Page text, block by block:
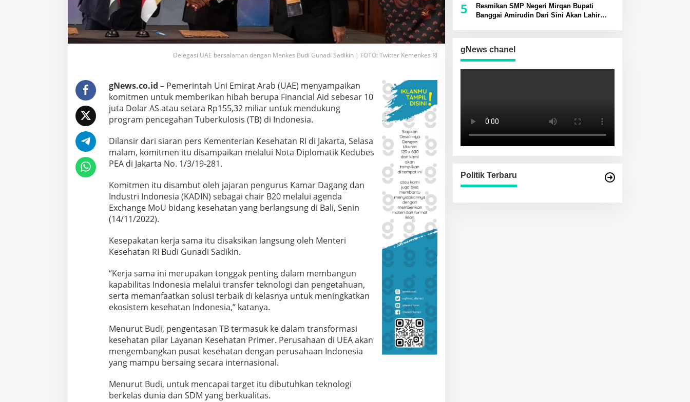
Delegasi UAE bersalaman dengan Menkes Budi Gunadi Sadikin | FOTO: Twitter Kemenkes RI
gNews.co.id – Pemerintah Uni Emirat Arab (UAE) menyampaikan
komitmen untuk memberikan hibah berupa Financial Aid sebesar 10
juta Dolar AS atau setara Rp155,32 miliar untuk mendukung
program pencegahan Tuberkulosis (TB) di Indonesia.
Dilansir dari siaran pers Kementerian Kesehatan RI di Jakarta, Selasa
malam, komitmen itu disampaikan melalui Nota Diplomatik Kedubes
PEA di Jakarta No. 1/3/19-281.
Komitmen itu disambut oleh jajaran pengurus Kamar Dagang dan
Industri Indonesia (KADIN) sebagai chair B20 melalui agenda
Exchange MoU bidang kesehatan yang berlangsung di Bali, Senin
(14/11/2022).
Kesepakatan kerja sama itu disaksikan langsung oleh Menteri
Kesehatan RI Budi Gunadi Sadikin.
“Kerja sama ini merupakan tonggak penting dalam membangun
kapabilitas Indonesia melalui transfer teknologi dan pengetahuan,
serta memanfaatkan solusi terbaik di kelasnya untuk meningkatkan
ekosistem kesehatan Indonesia,” katanya.
Menurut Budi, pengentasan TB termasuk ke dalam transformasi
kesehatan pilar Layanan Kesehatan Primer. Perusahaan di UEA akan
mengembangkan pusat kesehatan dengan perusahaan Indonesia
yang mampu bersaing secara internasional.
Menurut Budi, untuk mencapai target itu dibutuhkan teknologi
berkelas dunia dan SDM yang berkualitas.
5
Resmikan SMP Negeri Mirqan Bupati
Banggai Amirudin Dari Sini Akan Lahir
gNews chanel
Politik Terbaru